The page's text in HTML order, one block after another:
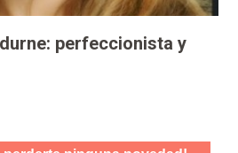
perfeccionista y